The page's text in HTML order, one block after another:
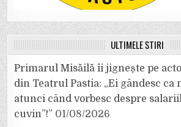
ULTIMELE ȘTIRI
Primarul Misăilă îi jignește pe
din Teatrul Pastia: „Ei gândesc ca
atunci când vorbesc despre
cuvin”!” 01/08/2026